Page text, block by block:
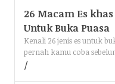
26 Macam Es
Untuk Buka Puasa
Kenali 26 jenis es untuk
pernah kamu coba